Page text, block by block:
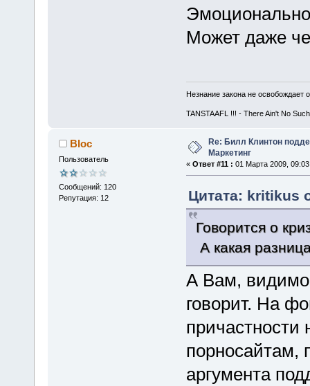
Может даже
Незнание закона не освобождает
TANSTAAFL !!! - There Ain't No
Bloc
Пользователь
Сообщений: 120
Репутация: 12
Re: Билл Клинтон
Маркетинг
« Ответ #11 : 01 Марта 2009,
Цитата: kritikus
Говорится о
А какая
А Вам, видимо,
говорит. На
причастности
порносайтам,
аргумента